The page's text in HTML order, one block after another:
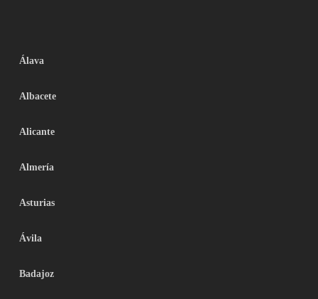
Álava
Albacete
Alicante
Almería
Asturias
Ávila
Badajoz